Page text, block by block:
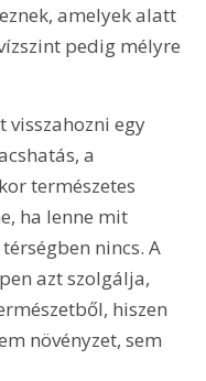
amelyek alatt
pedig mélyre
visszahozni egy
a
természetes
ha lenne mit
nincs. A
azt szolgálja,
hiszen
növényzet, sem